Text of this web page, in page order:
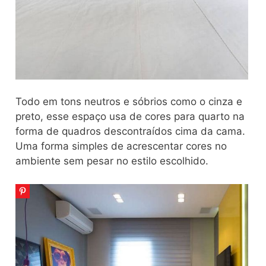
Todo em tons neutros e sóbrios como o cinza e
preto, esse espaço usa de cores para quarto na
forma de quadros descontraídos cima da cama.
Uma forma simples de acrescentar cores no
ambiente sem pesar no estilo escolhido.